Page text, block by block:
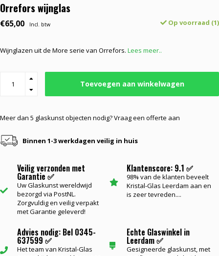
Orrefors wijnglas
€65,00 Incl. btw Op voorraad (1)
Wijnglazen uit de More serie van Orrefors. Lees meer..
Toevoegen aan winkelwagen
Meer dan 5 glaskunst objecten nodig? Vraag een offerte aan
Binnen 1-3 werkdagen veilig in huis
Veilig verzonden met
Garantie ✅
Uw Glaskunst wereldwijd
bezorgd via PostNL.
Zorgvuldig en veilig verpakt
met Garantie geleverd!
Klantenscore: 9.1 ✅
98% van de klanten beveelt
Kristal-Glas Leerdam aan en
is zeer tevreden....
Advies nodig: Bel 0345-
637599 ✅
Het team van Kristal-Glas
Echte Glaswinkel in
Leerdam ✅
Gesigneerde glaskunst, met